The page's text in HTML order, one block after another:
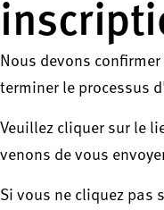
Nous devons
terminer le processus
Veuillez cliquer sur le
venons de vous
Si vous ne cliquez pas